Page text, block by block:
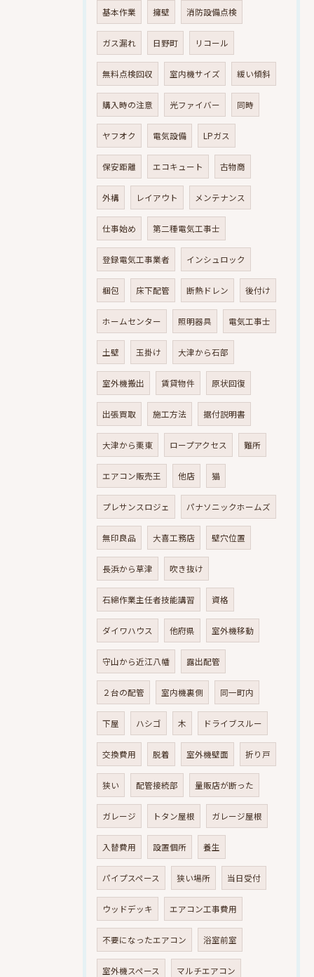
基本作業 擁壁 消防設備点検
ガス漏れ 日野町 リコール
無料点検回収 室内機サイズ 緩い傾斜
購入時の注意 光ファイバー 同時
ヤフオク 電気設備 LPガス
保安距離 エコキュート 古物商
外構 レイアウト メンテナンス
仕事始め 第二種電気工事士
登録電気工事業者 インシュロック
梱包 床下配管 断熱ドレン 後付け
ホームセンター 照明器具 電気工事士
土壁 玉掛け 大津から石部
室外機搬出 賃貸物件 原状回復
出張買取 施工方法 据付説明書
大津から栗東 ロープアクセス 難所
エアコン販売王 他店 猫
プレサンスロジェ パナソニックホームズ
無印良品 大喜工務店 壁穴位置
長浜から草津 吹き抜け
石綿作業主任者技能講習 資格
ダイワハウス 他府県 室外機移動
守山から近江八幡 露出配管
２台の配管 室内機裏側 同一町内
下屋 ハシゴ 木 ドライブスルー
交換費用 脱着 室外機壁面 折り戸
狭い 配管接続部 量販店が断った
ガレージ トタン屋根 ガレージ屋根
入替費用 設置個所 養生
パイプスペース 狭い場所 当日受付
ウッドデッキ エアコン工事費用
不要になったエアコン 浴室前室
室外機スペース マルチエアコン